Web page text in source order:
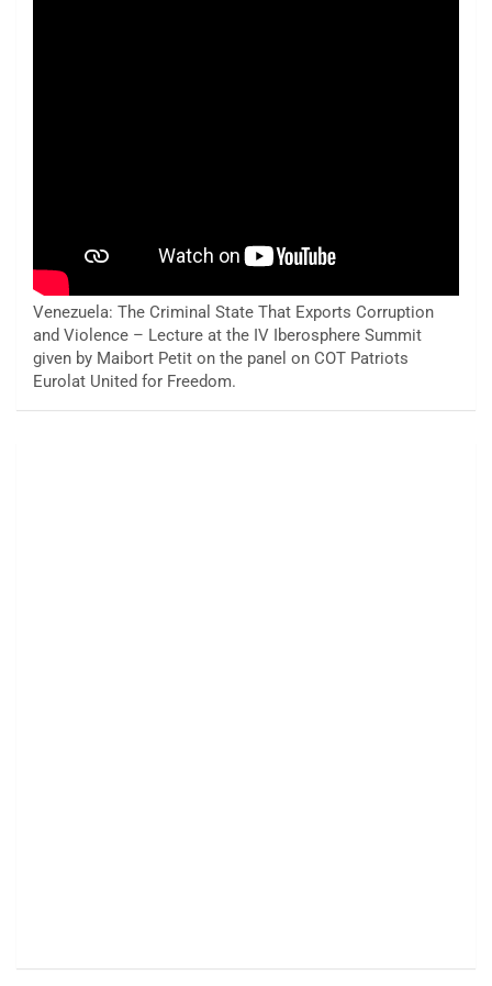
Venezuela: The Criminal State That Exports Corruption
and Violence – Lecture at the IV Iberosphere Summit
given by Maibort Petit on the panel on COT Patriots
Eurolat United for Freedom.